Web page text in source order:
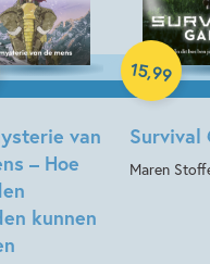
van
– Hoe
kunnen
Survival
Maren
15,99
Hardcover